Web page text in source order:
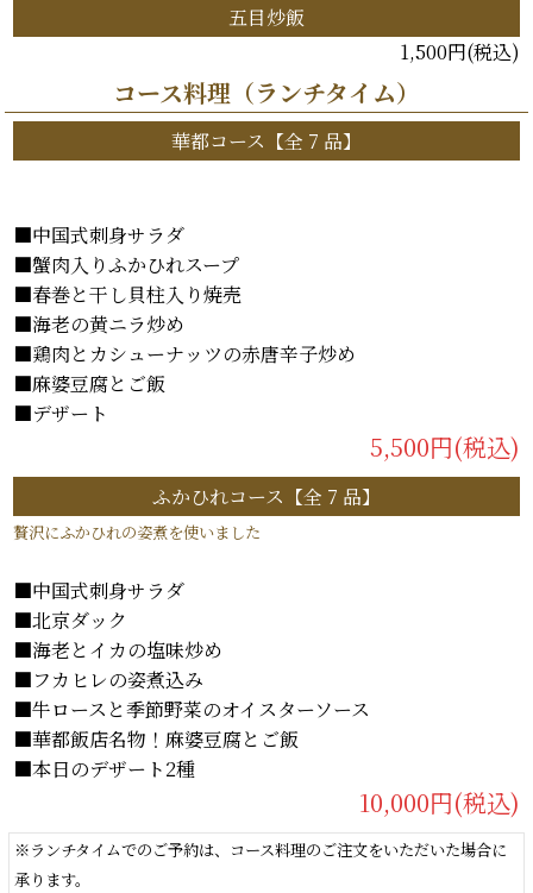
五目炒飯
1,500円(税込)
コース料理（ランチタイム）
華都コース【全 7 品】
■中国式刺身サラダ
■蟹肉入りふかひれスープ
■春巻と干し貝柱入り焼売
■海老の黄ニラ炒め
■鶏肉とカシューナッツの赤唐辛子炒め
■麻婆豆腐とご飯
■デザート
5,500円(税込)
ふかひれコース【全 7 品】
贅沢にふかひれの姿煮を使いました
■中国式刺身サラダ
■北京ダック
■海老とイカの塩味炒め
■フカヒレの姿煮込み
■牛ロースと季節野菜のオイスターソース
■華都飯店名物！麻婆豆腐とご飯
■本日のデザート2種
10,000円(税込)
※ランチタイムでのご予約は、コース料理のご注文をいただいた場合に
承ります。